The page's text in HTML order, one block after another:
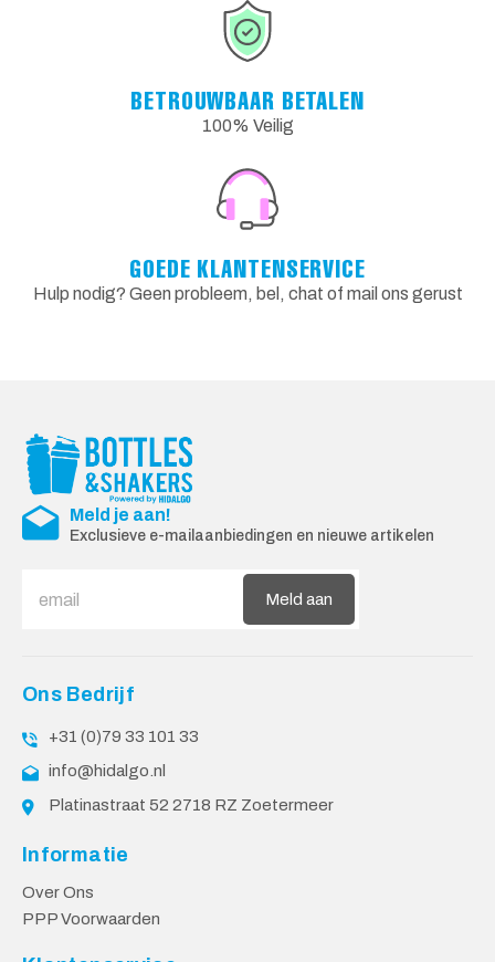
BETROUWBAAR BETALEN
100% Veilig
GOEDE KLANTENSERVICE
Hulp nodig? Geen probleem, bel, chat of mail ons gerust
Meld je aan!
Exclusieve e-mailaanbiedingen en nieuwe artikelen
Meld aan
Ons Bedrijf
+31 (0)79 33 101 33
info@hidalgo.nl
Platinastraat 52 2718 RZ Zoetermeer
Informatie
Over Ons
PPP Voorwaarden